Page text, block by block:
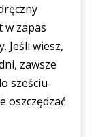
w zapas
Jeśli wiesz,
zawsze
sześciu-
oszczędzać